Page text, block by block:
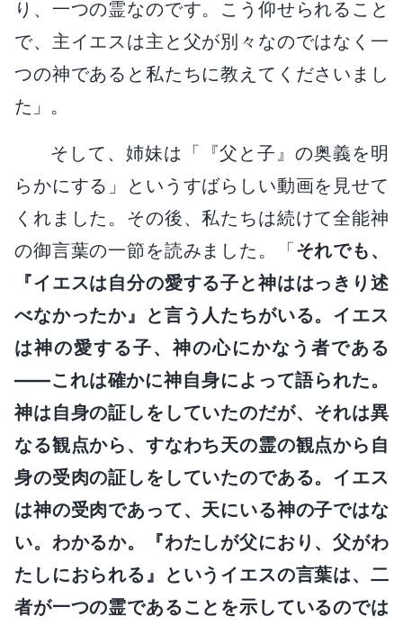
り、一つの霊なのです。こう仰せられること
で、主イエスは主と父が別々なのではなく一
つの神であると私たちに教えてくださいまし
た」。
そして、姉妹は「『父と子』の奥義を明
らかにする」というすばらしい動画を見せて
くれました。その後、私たちは続けて全能神
の御言葉の一節を読みました。「それでも、
『イエスは自分の愛する子と神ははっきり述
べなかったか』と言う人たちがいる。イエス
は神の愛する子、神の心にかなう者である
――これは確かに神自身によって語られた。
神は自身の証しをしていたのだが、それは異
なる観点から、すなわち天の霊の観点から自
身の受肉の証しをしていたのである。イエス
は神の受肉であって、天にいる神の子ではな
い。わかるか。『わたしが父におり、父がわ
たしにおられる』というイエスの言葉は、二
者が一つの霊であることを示しているのでは